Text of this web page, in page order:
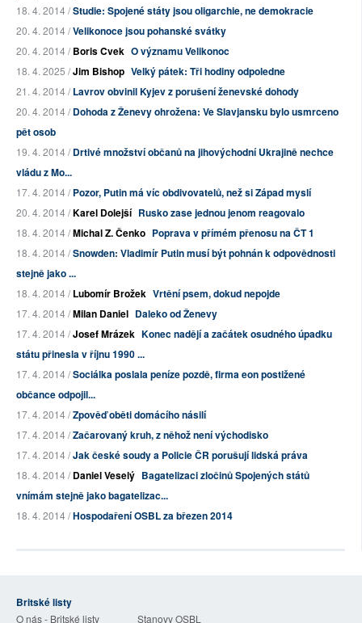
18. 4. 2014 /Studie: Spojené státy jsou oligarchie, ne demokracie
20. 4. 2014 /Velikonoce jsou pohanské svátky
20. 4. 2014 /Boris Cvek O významu Velikonoc
18. 4. 2025 /Jim Bishop Velký pátek: Tři hodiny odpoledne
21. 4. 2014 /Lavrov obvinil Kyjev z porušení ženevské dohody
20. 4. 2014 /Dohoda z Ženevy ohrožena: Ve Slavjansku bylo usmrceno
pět osob
19. 4. 2014 /Drtivé množství občanů na jihovýchodní Ukrajině nechce
vládu z Mo...
17. 4. 2014 /Pozor, Putin má víc obdivovatelů, než si Západ myslí
20. 4. 2014 /Karel Dolejší Rusko zase jednou jenom reagovalo
18. 4. 2014 /Michal Z. Čenko Poprava v přímém přenosu na ČT 1
18. 4. 2014 /Snowden: Vladimír Putin musí být pohnán k odpovědnosti
stejně jako ...
18. 4. 2014 /Lubomír Brožek Vrtění psem, dokud nepojde
17. 4. 2014 /Milan Daniel Daleko od Ženevy
17. 4. 2014 /Josef Mrázek Konec nadějí a začátek osudného úpadku
státu přinesla v říjnu 1990 ...
17. 4. 2014 /Sociálka poslala peníze pozdě, firma eon postižené
občance odpojil...
17. 4. 2014 /Zpověď oběti domácího násilí
17. 4. 2014 /Začarovaný kruh, z něhož není východisko
17. 4. 2014 /Jak české soudy a Policie ČR porušují lidská práva
18. 4. 2014 /Daniel Veselý Bagatelizaci zločinů Spojených států
vnímám stejně jako bagatelizac...
18. 4. 2014 /Hospodaření OSBL za březen 2014
Britské listy
O nás - Britské listy Stanovy OSBL